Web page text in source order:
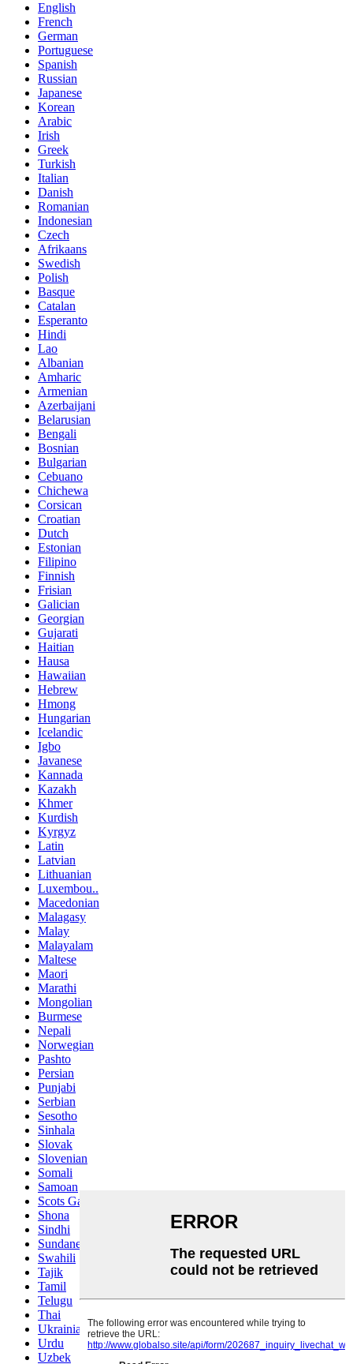
English
French
German
Portuguese
Spanish
Russian
Japanese
Korean
Arabic
Irish
Greek
Turkish
Italian
Danish
Romanian
Indonesian
Czech
Afrikaans
Swedish
Polish
Basque
Catalan
Esperanto
Hindi
Lao
Albanian
Amharic
Armenian
Azerbaijani
Belarusian
Bengali
Bosnian
Bulgarian
Cebuano
Chichewa
Corsican
Croatian
Dutch
Estonian
Filipino
Finnish
Frisian
Galician
Georgian
Gujarati
Haitian
Hausa
Hawaiian
Hebrew
Hmong
Hungarian
Icelandic
Igbo
Javanese
Kannada
Kazakh
Khmer
Kurdish
Kyrgyz
Latin
Latvian
Lithuanian
Luxembou..
Macedonian
Malagasy
Malay
Malayalam
Maltese
Maori
Marathi
Mongolian
Burmese
Nepali
Norwegian
Pashto
Persian
Punjabi
Serbian
Sesotho
Sinhala
Slovak
Slovenian
Somali
Samoan
Scots Gaelic
Shona
Sindhi
Sundanese
Swahili
Tajik
Tamil
Telugu
Thai
Ukrainian
Urdu
Uzbek